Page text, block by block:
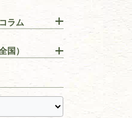
東洋医学
・
ラム
の大量買取
る方法
送るだけ！
買取サービ
店頭で簡単
ットとは？
国）
神奈川県